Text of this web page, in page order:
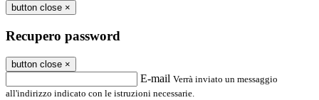
button close ×
Recupero password
button close ×
E-mail Verrà inviato un messaggio
all'indirizzo indicato con le istruzioni necessarie.